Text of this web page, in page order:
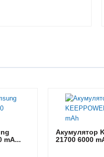
mA...
Акумулятор
21700 6000